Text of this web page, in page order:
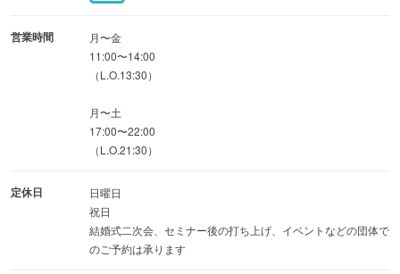
営業時間
月〜金
11:00〜14:00
（L.O.13:30）
月〜土
17:00〜22:00
（L.O.21:30）
定休日
日曜日
祝日
結婚式二次会、セミナー後の打ち上げ、イベントなどの団体で
のご予約は承ります